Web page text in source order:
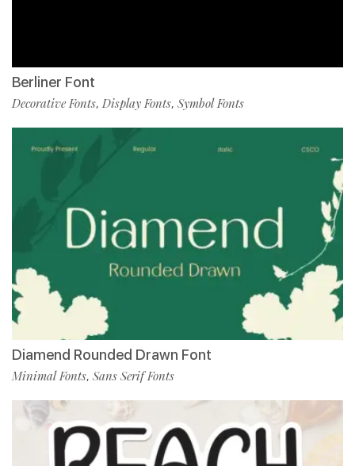
Berliner Font
Decorative Fonts, Display Fonts, Symbol Fonts
Diamend Rounded Drawn Font
Minimal Fonts, Sans Serif Fonts